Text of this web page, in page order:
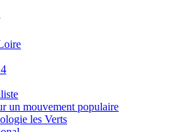
un mouvement populaire
les Verts